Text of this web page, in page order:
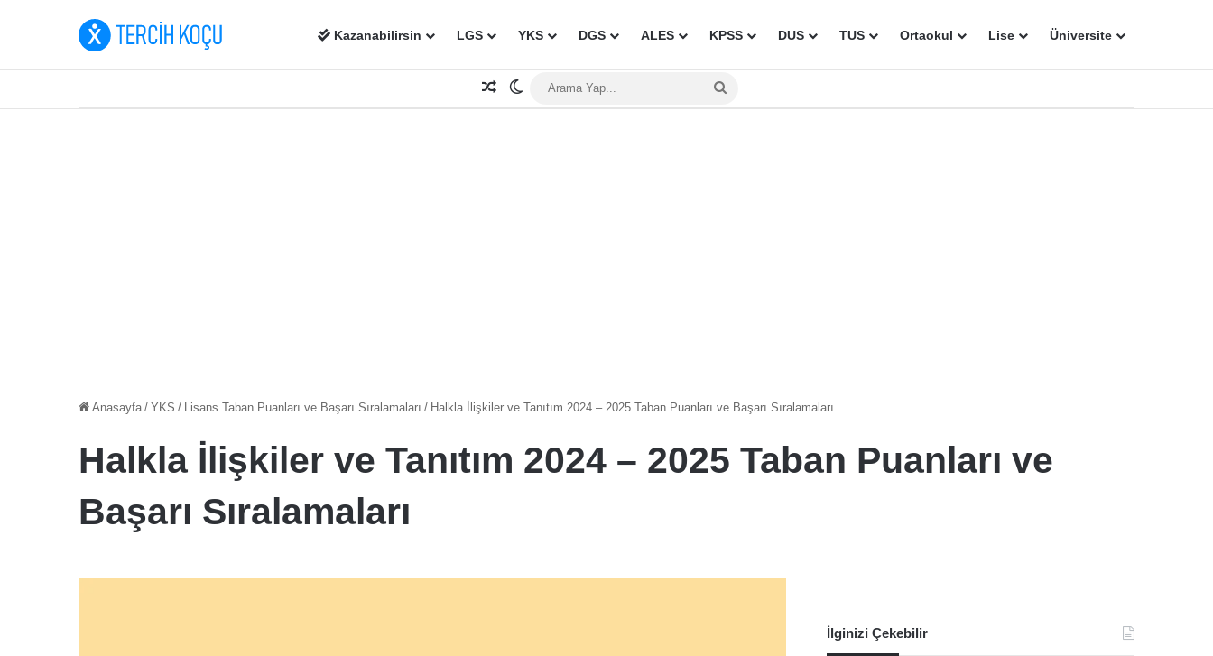
Kazanabilirsin LGS YKS DGS ALES KPSS DUS TUS Ortaokul Lise Üniversite
Rastgele Makale
Dış görünümü değiştir
Anasayfa / YKS / Lisans Taban Puanları ve Başarı Sıralamaları / Halkla İlişkiler ve Tanıtım 2024 – 2025 Taban Puanları ve Başarı Sıralamaları
Halkla İlişkiler ve Tanıtım 2024 – 2025 Taban Puanları ve
Başarı Sıralamaları
İlginizi Çekebilir